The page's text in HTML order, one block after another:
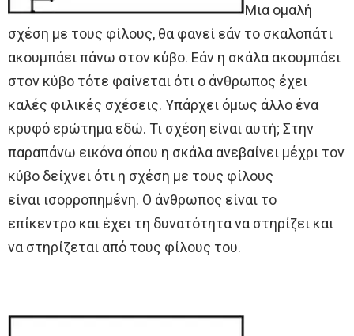
Μια ομαλή
σχέση με τους φίλους, θα φανεί εάν το σκαλοπάτι
ακουμπάει πάνω στον κύβο. Εάν η σκάλα ακουμπάει
στον κύβο τότε φαίνεται ότι ο άνθρωπος έχει
καλές φιλικές σχέσεις. Υπάρχει όμως άλλο ένα
κρυφό ερώτημα εδώ. Τι σχέση είναι αυτή; Στην
παραπάνω εικόνα όπου η σκάλα ανεβαίνει μέχρι τον
κύβο δείχνει ότι η σχέση με τους φίλους
είναι ισορροπημένη. Ο άνθρωπος είναι το
επίκεντρο και έχει τη δυνατότητα να στηρίζει και
να στηρίζεται από τους φίλους του.